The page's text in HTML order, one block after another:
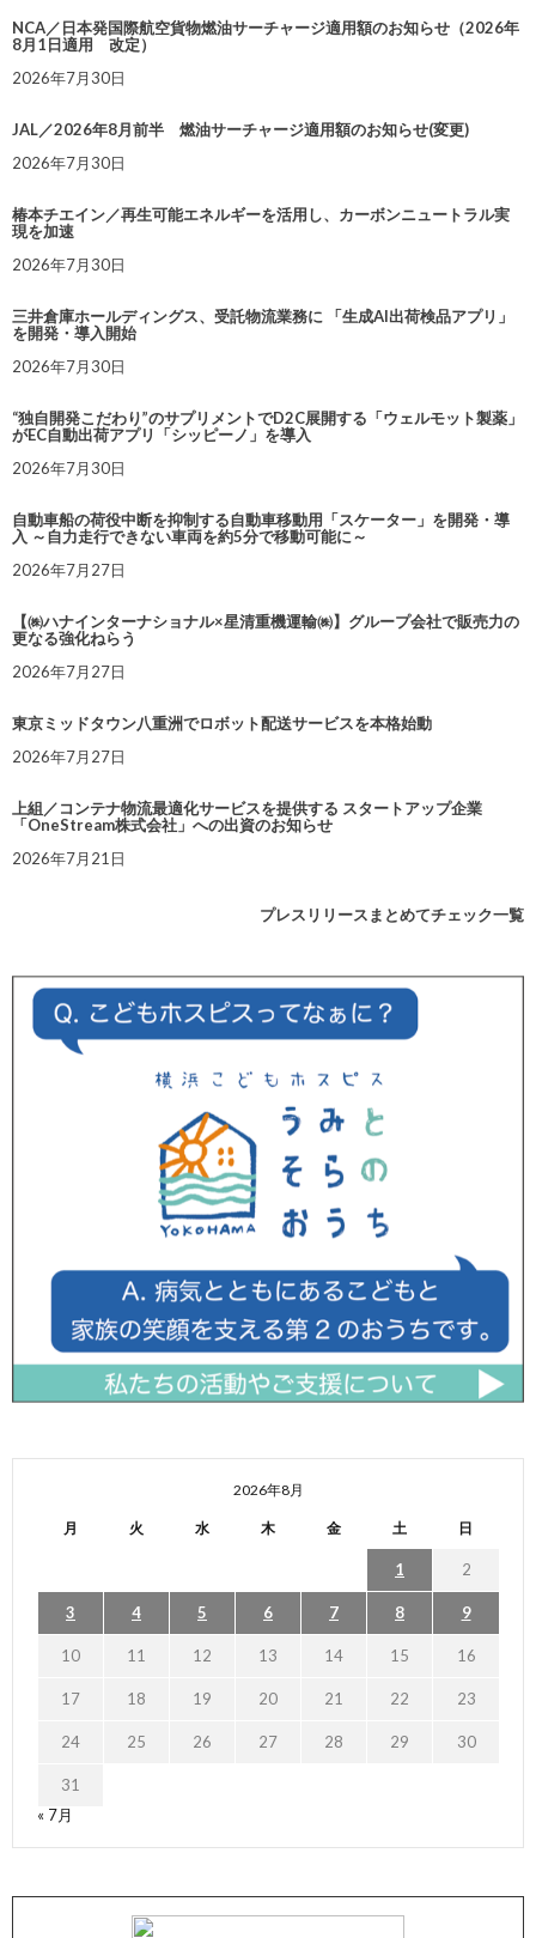
NCA／日本発国際航空貨物燃油サーチャージ適用額のお知らせ（2026年
8月1日適用 改定）
2026年7月30日
JAL／2026年8月前半 燃油サーチャージ適用額のお知らせ(変更)
2026年7月30日
椿本チエイン／再生可能エネルギーを活用し、カーボンニュートラル実
現を加速
2026年7月30日
三井倉庫ホールディングス、受託物流業務に 「生成AI出荷検品アプリ」
を開発・導入開始
2026年7月30日
“独自開発こだわり”のサプリメントでD2C展開する「ウェルモット製薬」
がEC自動出荷アプリ「シッピーノ」を導入
2026年7月30日
自動車船の荷役中断を抑制する自動車移動用「スケーター」を開発・導
入 ～自力走行できない車両を約5分で移動可能に～
2026年7月27日
【㈱ハナインターナショナル×星清重機運輸㈱】グループ会社で販売力の
更なる強化ねらう
2026年7月27日
東京ミッドタウン八重洲でロボット配送サービスを本格始動
2026年7月27日
上組／コンテナ物流最適化サービスを提供する スタートアップ企業
「OneStream株式会社」への出資のお知らせ
2026年7月21日
プレスリリースまとめてチェック一覧
2026年8月
月 火 水 木 金 土 日
1 2
3 4 5 6 7 8 9
10 11 12 13 14 15 16
17 18 19 20 21 22 23
24 25 26 27 28 29 30
31
« 7月